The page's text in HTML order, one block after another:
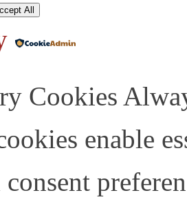
All
Cookies
enable